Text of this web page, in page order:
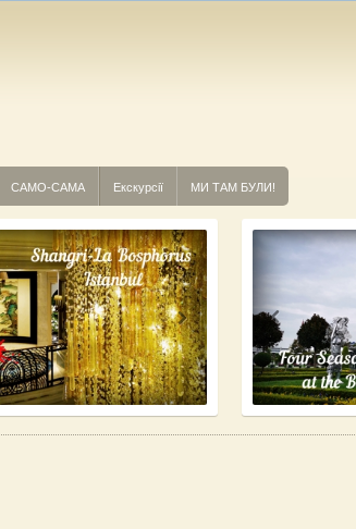
САМО-САМА Екскурсії МИ ТАМ БУЛИ!